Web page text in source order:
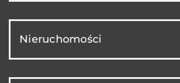
Nieruchomości